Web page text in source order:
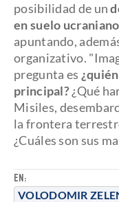
EN:
VOLODOMIR
posibilidad de un
en suelo ucraniano
apuntando,
organizativo.
pregunta es
principal?¿Qué
Misiles,
la frontera
¿Cuáles son sus